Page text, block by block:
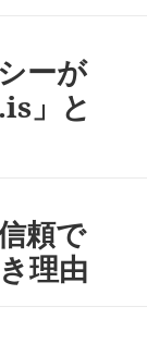
ーが
」と
頼で
理由